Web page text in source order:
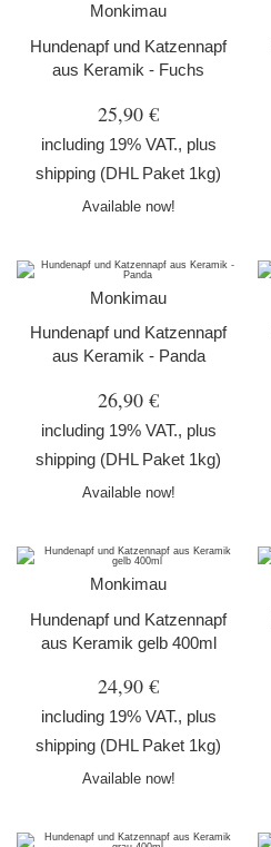
Monkimau
Hundenapf und Katzennapf
aus Keramik - Fuchs
25,90 €
including 19% VAT., plus
shipping (DHL Paket 1kg)
Available now!
Monkimau
Hundenapf und Katzennapf
aus Keramik - Panda
26,90 €
including 19% VAT., plus
shipping (DHL Paket 1kg)
Available now!
Monkimau
Hundenapf und Katzennapf
aus Keramik gelb 400ml
24,90 €
including 19% VAT., plus
shipping (DHL Paket 1kg)
Available now!